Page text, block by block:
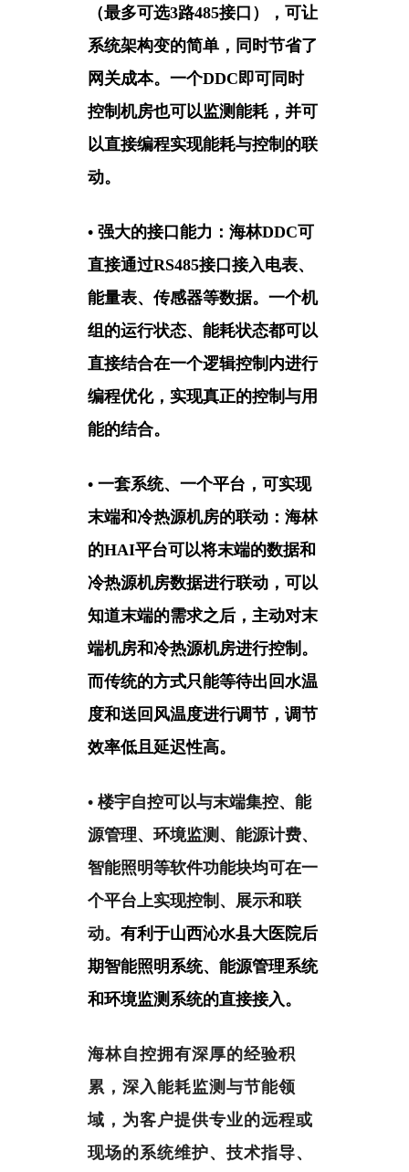
（最多可选3路485接口），可让
系统架构变的简单，同时节省了
网关成本。一个DDC即可同时
控制机房也可以监测能耗，并可
以直接编程实现能耗与控制的联
动。
• 强大的接口能力： 海林DDC可
直接通过RS485接口接入电表、
能量表、传感器等数据。一个机
组的运行状态、能耗状态都可以
直接结合在一个逻辑控制内进行
编程优化，实现真正的控制与用
能的结合。
• 一套系统、一个平台，可实现
末端和冷热源机房的联动： 海林
的HAI平台可以将末端的数据和
冷热源机房数据进行联动，可以
知道末端的需求之后，主动对末
端机房和冷热源机房进行控制。
而传统的方式只能等待出回水温
度和送回风温度进行调节，调节
效率低且延迟性高。
• 楼宇自控可以与末端集控、能
源管理、环境监测、能源计费、
智能照明等软件功能块均可在一
个平台上实现控制、展示和联
动。 有利于山西沁水县大医院后
期智能照明系统、能源管理系统
和环境监测系统的直接接入。
海林自控拥有深厚的经验积
累，深入能耗监测与节能领
域，为客户提供专业的远程或
现场的系统维护、技术指导、